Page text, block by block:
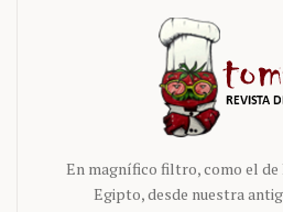
En magnífico filtro, como el de
Egipto, desde nuestra